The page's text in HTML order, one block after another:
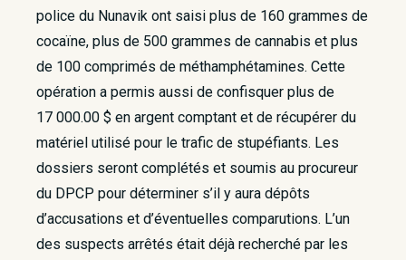
police du Nunavik ont saisi plus de 160 grammes de
cocaïne, plus de 500 grammes de cannabis et plus
de 100 comprimés de méthamphétamines. Cette
opération a permis aussi de confisquer plus de
17 000.00 $ en argent comptant et de récupérer du
matériel utilisé pour le trafic de stupéfiants. Les
dossiers seront complétés et soumis au procureur
du DPCP pour déterminer s’il y aura dépôts
d’accusations et d’éventuelles comparutions. L’un
des suspects arrêtés était déjà recherché par les